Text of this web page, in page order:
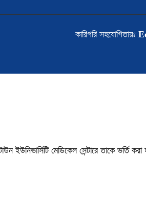
কারিগরি সহযোগিতায়ঃ
মেডিকেল সেন্টারে তাকে ভর্তি